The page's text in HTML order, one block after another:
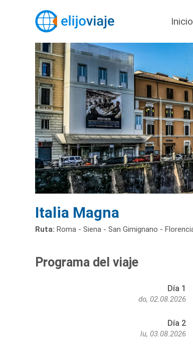
Inicio
Italia Magna
Ruta: Roma - Siena - San Gimignano -
Programa del viaje
Día 1
do, 02.08.2026
Día 2
lu, 03.08.2026